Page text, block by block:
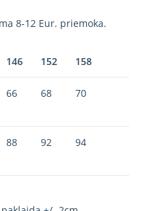
8-12 Eur. priemoka.
146 152 158
66 68 70
88 92 94